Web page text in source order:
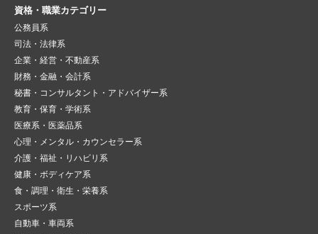
資格・職業カテゴリー
公務員系
司法・法律系
企業・経営・不動産系
財務・金融・会計系
秘書・コンサルタント・アドバイザー系
教育・保育・学術系
医療系・医薬品系
心理・メンタル・カウンセラー系
介護・福祉・リハビリ系
健康・ボディケア系
食・調理・衛生・栄養系
スポーツ系
自動車・車両系